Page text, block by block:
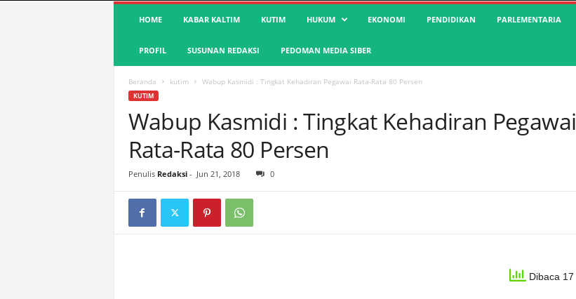
S
a
HOME KABAR KALTIM KUTIM HUKUM EKONOMI PENDIDIKAN PARLEMENTARIA
PROFIL SUSUNAN REDAKSI PEDOMAN MEDIA SIBER
Beranda kutim Wabup Kasmidi : Tingkat Kehadiran Pegawai Rata-Rata 80 Persen
KUTIM
Wabup Kasmidi : Tingkat Kehadiran Pegawai
Rata-Rata 80 Persen
Penulis Redaksi- Jun 21, 2018 0
Dibaca 17